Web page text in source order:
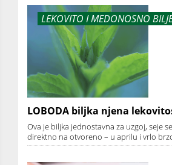
LEKOVITO I MEDONOSNO
LOBODA biljka njena
Ova je biljka jednostavna za uzgoj, seje
direktno na otvoreno – u aprilu i vrlo